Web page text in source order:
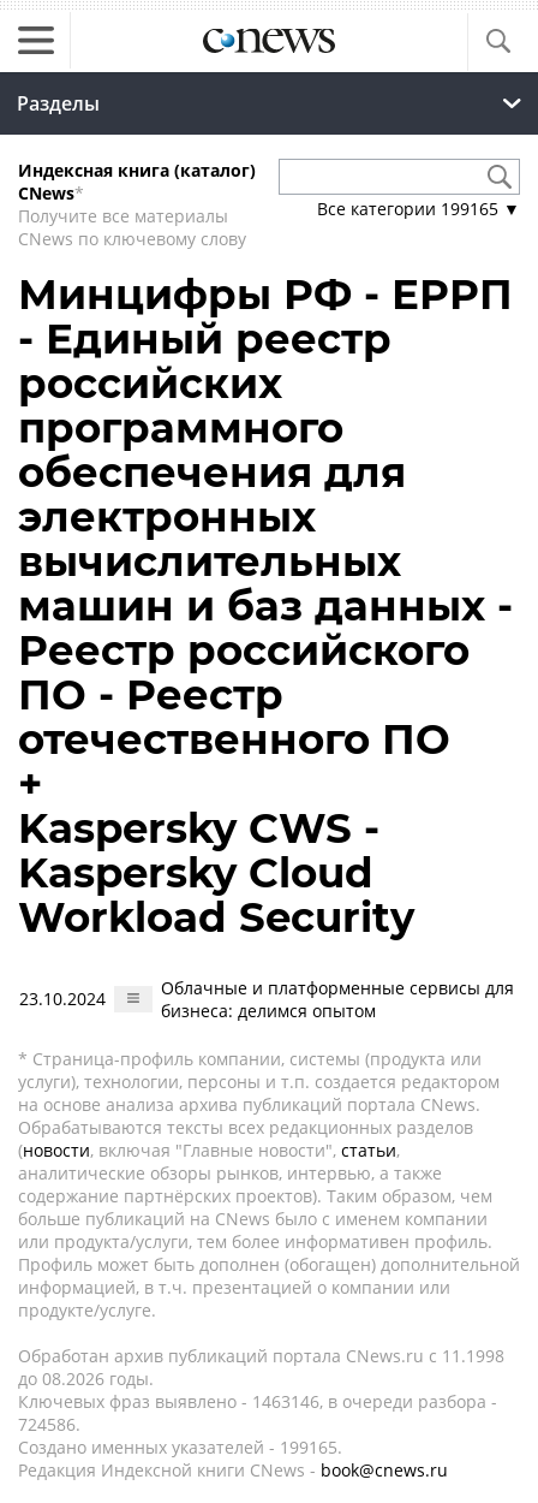
Разделы
Индексная книга (каталог)
CNews*
Получите все материалы
CNews по ключевому слову
Все категории 199165 ▼
Минцифры РФ - ЕРРП
- Единый реестр
российских
программного
обеспечения для
электронных
вычислительных
машин и баз данных -
Реестр российского
ПО - Реестр
отечественного ПО
+
Kaspersky CWS -
Kaspersky Cloud
Workload Security
23.10.2024
Облачные и платформенные сервисы для
бизнеса: делимся опытом
* Страница-профиль компании, системы (продукта или
услуги), технологии, персоны и т.п. создается редактором
на основе анализа архива публикаций портала CNews.
Обрабатываются тексты всех редакционных разделов
(новости, включая "Главные новости", статьи,
аналитические обзоры рынков, интервью, а также
содержание партнёрских проектов). Таким образом, чем
больше публикаций на CNews было с именем компании
или продукта/услуги, тем более информативен профиль.
Профиль может быть дополнен (обогащен) дополнительной
информацией, в т.ч. презентацией о компании или
продукте/услуге.
Обработан архив публикаций портала CNews.ru c 11.1998
до 08.2026 годы.
Ключевых фраз выявлено - 1463146, в очереди разбора -
724586.
Создано именных указателей - 199165.
Редакция Индексной книги CNews - book@cnews.ru